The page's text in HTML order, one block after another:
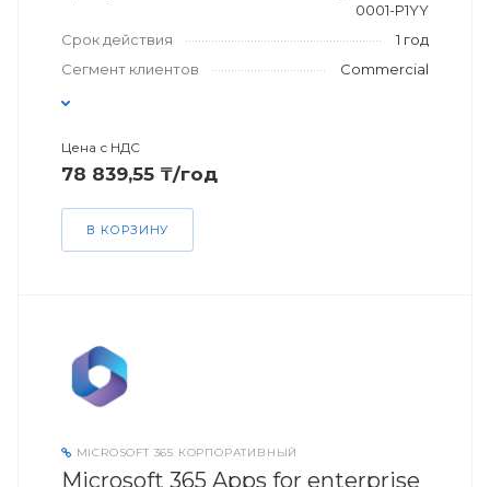
0001-P1YY
Срок действия
1 год
Сегмент клиентов
Commercial
Цена с НДС
78 839,55 ₸/год
В КОРЗИНУ
MICROSOFT 365 КОРПОРАТИВНЫЙ
Microsoft 365 Apps for enterprise